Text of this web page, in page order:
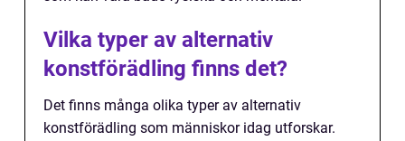
Vilka typer av alternativ
konstförädling finns det?
Det finns många olika typer av alternativ
konstförädling som människor idag utforskar.